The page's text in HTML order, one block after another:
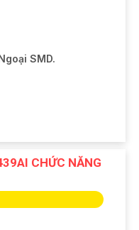
SMD.
CHỨC NĂNG